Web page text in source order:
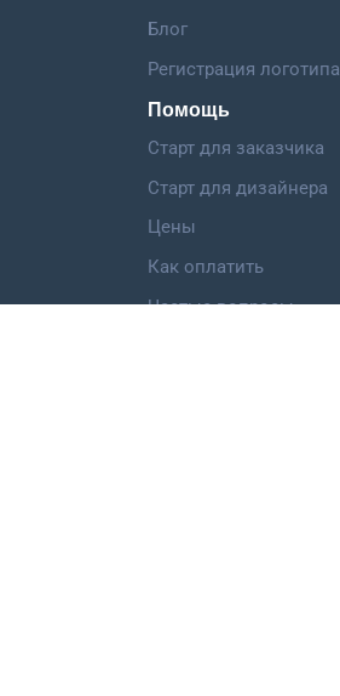
Блог
Регистрация логотипа
Помощь
Старт для заказчика
Старт для дизайнера
Цены
Как оплатить
Частые вопросы